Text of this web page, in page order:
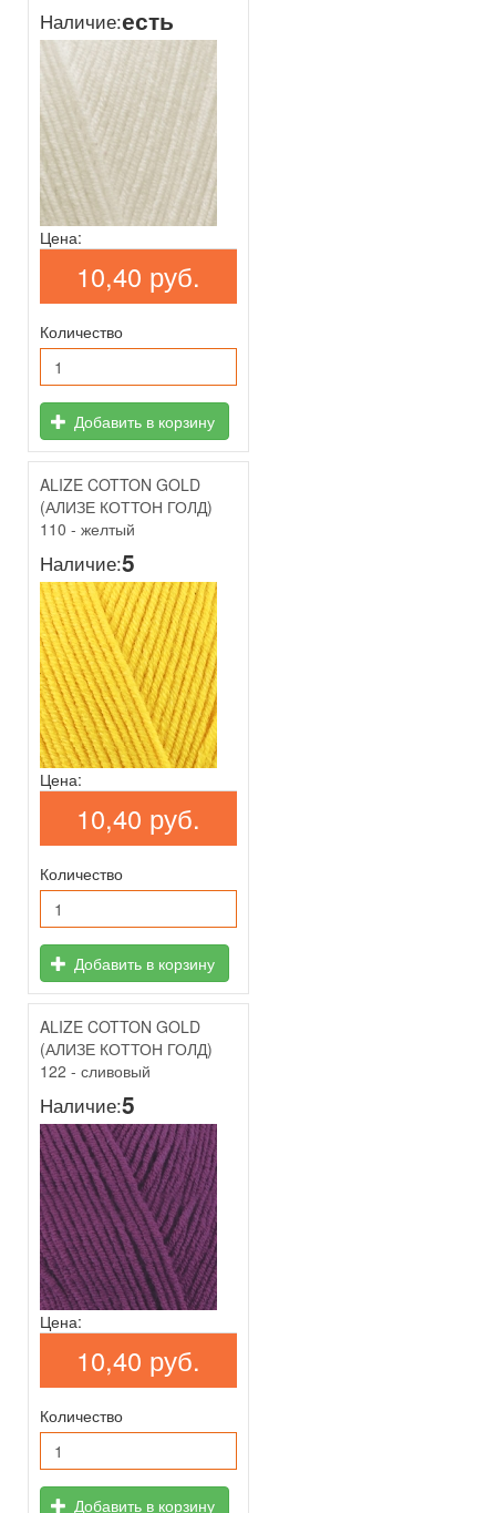
Наличие:есть
Цена:
10,40 руб.
Количество
Добавить в корзину
ALIZE COTTON GOLD
(АЛИЗЕ КОТТОН ГОЛД)
110 - желтый
Наличие:5
Цена:
10,40 руб.
Количество
Добавить в корзину
ALIZE COTTON GOLD
(АЛИЗЕ КОТТОН ГОЛД)
122 - сливовый
Наличие:5
Цена:
10,40 руб.
Количество
Добавить в корзину